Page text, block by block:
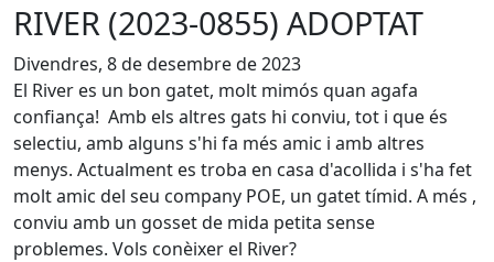
RIVER (2023-0855) ADOPTAT
Divendres, 8 de desembre de 2023
El River es un bon gatet, molt mimós quan agafa
confiança! Amb els altres gats hi conviu, tot i que és
selectiu, amb alguns s'hi fa més amic i amb altres
menys. Actualment es troba en casa d'acollida i s'ha fet
molt amic del seu company POE, un gatet tímid. A més ,
conviu amb un gosset de mida petita sense
problemes. Vols conèixer el River?